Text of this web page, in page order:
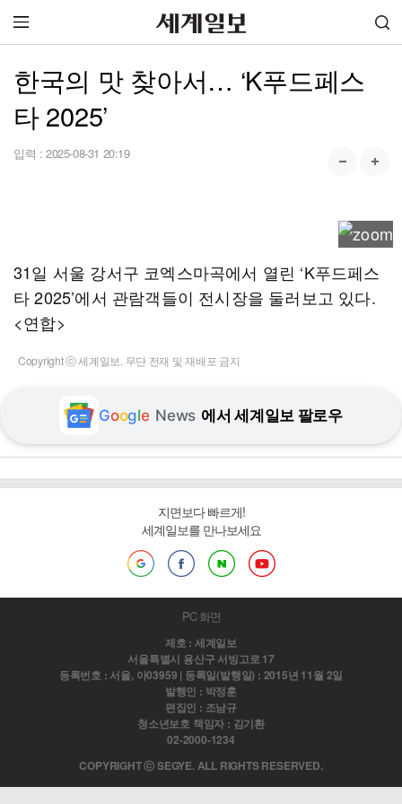
한국의 맛 찾아서… ‘K푸드페스
타 2025’
입력 : 2025-08-31 20:19
31일 서울 강서구 코엑스마곡에서 열린 ‘K푸드페스
타 2025’에서 관람객들이 전시장을 둘러보고 있다.
<연합>
Copyright ⓒ 세계일보. 무단 전재 및 재배포 금지
Google News 에서 세계일보 팔로우
지면보다 빠르게!
세계일보를 만나보세요
PC 화면
제호 : 세계일보
서울특별시 용산구 서빙고로 17
등록번호 : 서울, 아03959 | 등록일(발행일) : 2015년 11월 2일
발행인 : 박정훈
편집인 : 조남규
청소년보호 책임자 : 김기환
02-2000-1234
COPYRIGHT ⓒ SEGYE. ALL RIGHTS RESERVED.